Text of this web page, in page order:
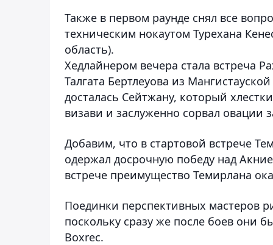
Также в первом раунде снял все
техническим нокаутом Турехана
область).
Хедлайнером вечера стала встреча
Талгата Бертлеуова из
досталась Сейтжану, который
визави и заслуженно сорвал овации
Добавим, что в стартовой встрече
одержал досрочную победу над
встрече преимущество Темирлана
Поединки перспективных мастеров
поскольку сразу же после боев они
Boxrec.